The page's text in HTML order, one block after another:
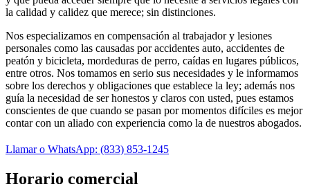
la calidad y calidez que merece; sin distinciones.
Nos especializamos en compensación al trabajador y lesiones
personales como las causadas por accidentes auto, accidentes de
peatón y bicicleta, mordeduras de perro, caídas en lugares públicos,
entre otros. Nos tomamos en serio sus necesidades y le informamos
sobre los derechos y obligaciones que establece la ley; además nos
guía la necesidad de ser honestos y claros con usted, pues estamos
conscientes de que cuando se pasan por momentos difíciles es mejor
contar con un aliado con experiencia como la de nuestros abogados.
Llamar o WhatsApp: (833) 853-1245
Horario comercial